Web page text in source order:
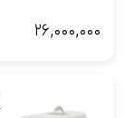
۲۶,۰۰۰,۰۰۰